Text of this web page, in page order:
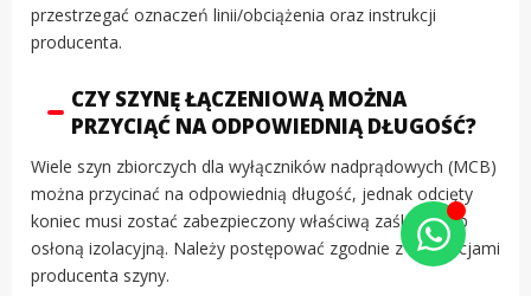
przestrzegać oznaczeń linii/obciążenia oraz instrukcji
producenta.
CZY SZYNĘ ŁĄCZENIOWĄ MOŻNA
PRZYCIĄĆ NA ODPOWIEDNIĄ DŁUGOŚĆ?
Wiele szyn zbiorczych dla wyłączników nadprądowych (MCB)
można przycinać na odpowiednią długość, jednak odcięty
koniec musi zostać zabezpieczony właściwą zaślepką lub
osłoną izolacyjną. Należy postępować zgodnie z instrukcjami
producenta szyny.